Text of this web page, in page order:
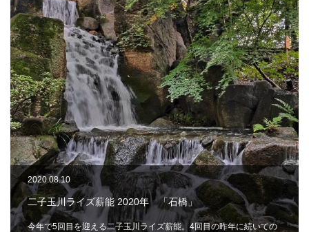
2020.08.10
二子玉川ライズ薪能 2020年 「石橋」
今年で5回目を迎える二子玉川ライズ薪能。4回目の昨年に続いての